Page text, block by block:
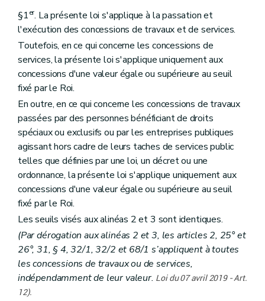
§1er. La présente loi s'applique à la passation et
l'exécution des concessions de travaux et de services.
Toutefois, en ce qui concerne les concessions de
services, la présente loi s'applique uniquement aux
concessions d'une valeur égale ou supérieure au seuil
fixé par le Roi.
En outre, en ce qui concerne les concessions de travaux
passées par des personnes bénéficiant de droits
spéciaux ou exclusifs ou par les entreprises publiques
agissant hors cadre de leurs taches de services public
telles que définies par une loi, un décret ou une
ordonnance, la présente loi s'applique uniquement aux
concessions d'une valeur égale ou supérieure au seuil
fixé par le Roi.
Les seuils visés aux alinéas 2 et 3 sont identiques.
(Par dérogation aux alinéas 2 et 3, les articles 2, 25° et
26°, 31, § 4, 32/1, 32/2 et 68/1 s’appliquent à toutes
les concessions de travaux ou de services,
indépendamment de leur valeur. Loi du 07 avril 2019 - Art.
12).